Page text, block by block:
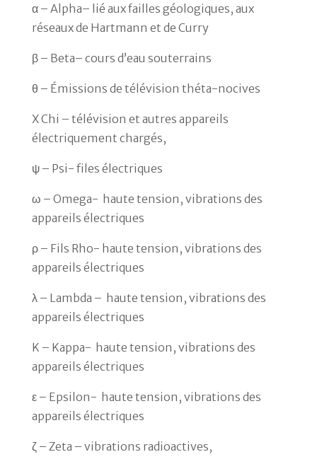
α – Alpha– lié aux failles géologiques, aux
réseaux de Hartmann et de Curry
β – Beta– cours d’eau souterrains
θ – Émissions de télévision théta-nocives
X Chi – télévision et autres appareils
électriquement chargés,
ψ – Psi- files électriques
ω – Omega- haute tension, vibrations des
appareils électriques
ρ – Fils Rho- haute tension, vibrations des
appareils électriques
λ – Lambda – haute tension, vibrations des
appareils électriques
K – Kappa- haute tension, vibrations des
appareils électriques
ε – Epsilon- haute tension, vibrations des
appareils électriques
ζ – Zeta – vibrations radioactives,